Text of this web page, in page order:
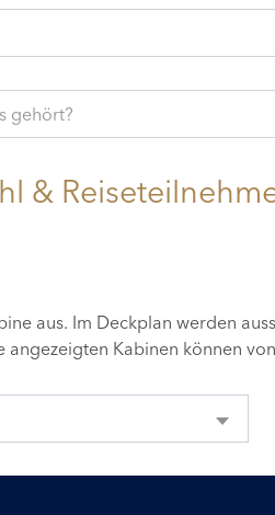
gehört?
&
aus. Im Deckplan werden
angezeigten Kabinen können